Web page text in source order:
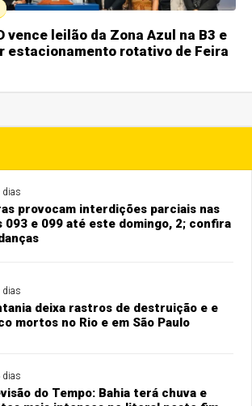
vence leilão da Zona Azul na B3 e
estacionamento rotativo de Feira
dias
provocam interdições parciais nas
093 e 099 até este domingo, 2; confira
dias
deixa rastros de destruição e e
mortos no Rio e em São Paulo
dias
do Tempo: Bahia terá chuva e